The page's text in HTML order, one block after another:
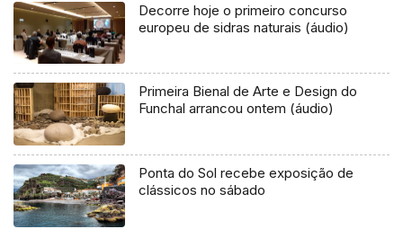
Decorre hoje o primeiro concurso
europeu de sidras naturais (áudio)
Primeira Bienal de Arte e Design do
Funchal arrancou ontem (áudio)
Ponta do Sol recebe exposição de
clássicos no sábado